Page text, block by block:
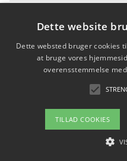
får du indgår et
Hold et møde med en
mest professionelle til at
Copyright
Om / kontakt
Dette website
Dette websted bruger cookies
at bruge vores
overensstemmelse
TILLAD COOKIES